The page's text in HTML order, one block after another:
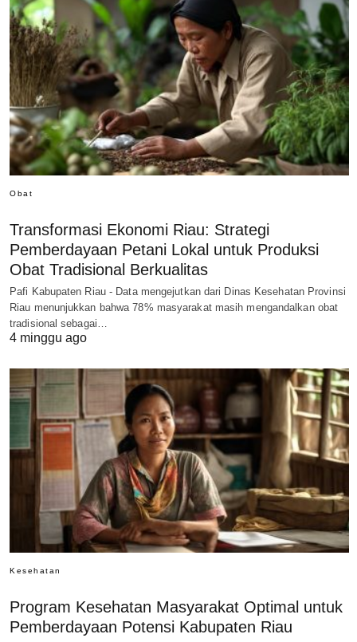
Obat
Transformasi Ekonomi Riau: Strategi
Pemberdayaan Petani Lokal untuk Produksi
Obat Tradisional Berkualitas
Pafi Kabupaten Riau - Data mengejutkan dari Dinas Kesehatan Provinsi
Riau menunjukkan bahwa 78% masyarakat masih mengandalkan obat
tradisional sebagai…
4 minggu ago
Kesehatan
Program Kesehatan Masyarakat Optimal untuk
Pemberdayaan Potensi Kabupaten Riau